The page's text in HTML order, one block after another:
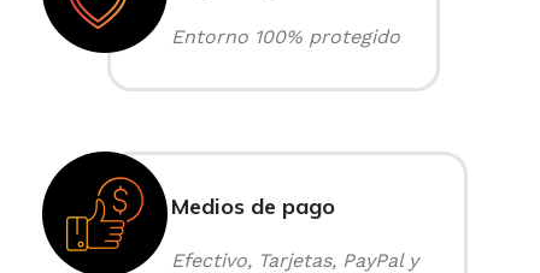
Entorno 100% protegido
Medios de pago
Efectivo, Tarjetas, PayPal y